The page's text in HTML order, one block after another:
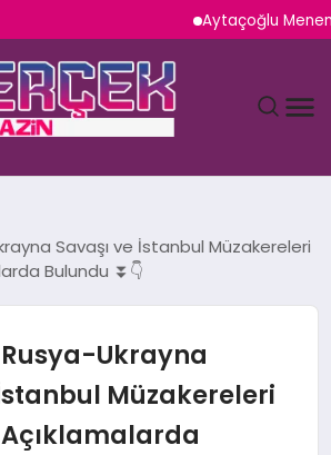
Aytaçoğlu Menemen:
Savaşı ve İstanbul Müzakereleri
Bulundu ⏬👇
Ukrayna
Müzakereleri